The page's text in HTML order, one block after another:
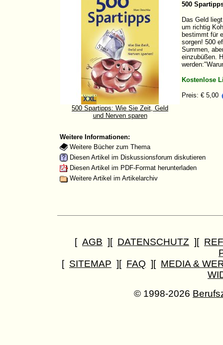
500 Spartipps: Wie Sie Zeit, Geld
und Nerven sparen
500
Das Geld
um richtig
bestimmt für
sorgen! 500
Summen,
einzubüßen.
Kostenlose
Preis: € 5,00
Weitere Informationen:
Weitere Bücher zum Thema
Diesen Artikel im Diskussionsforum diskutieren
Diesen Artikel im PDF-Format herunterladen
Weitere Artikel im Artikelarchiv
[ AGB ][ DATENSCHUTZ ][
[ SITEMAP ][ FAQ ][ MEDIA &
© 1998-2026